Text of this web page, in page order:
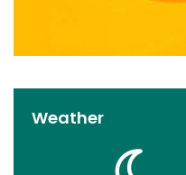
Weather